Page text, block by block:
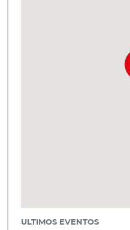
ULTIMOS EVENTOS